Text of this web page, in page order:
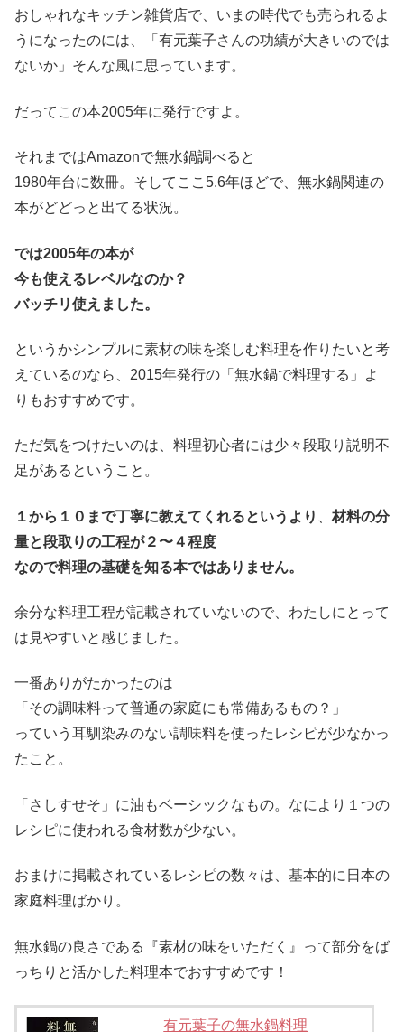
おしゃれなキッチン雑貨店で、いまの時代でも売られるよ
うになったのには、「有元葉子さんの功績が大きいのでは
ないか」そんな風に思っています。
だってこの本2005年に発行ですよ。
それまではAmazonで無水鍋調べると
1980年台に数冊。そしてここ5.6年ほどで、無水鍋関連の
本がどどっと出てる状況。
では2005年の本が
今も使えるレベルなのか？
バッチリ使えました。
というかシンプルに素材の味を楽しむ料理を作りたいと考
えているのなら、2015年発行の「無水鍋で料理する」よ
りもおすすめです。
ただ気をつけたいのは、料理初心者には少々段取り説明不
足があるということ。
１から１０まで丁寧に教えてくれるというより
材料の分
量と段取りの工程が２〜４程度
なので料理の基礎を知る本ではありません。
余分な料理工程が記載されていないので、わたしにとって
は見やすいと感じました。
一番ありがたかったのは
「その調味料って普通の家庭にも常備あるもの？」
っていう耳馴染みのない調味料を使ったレシピが少なかっ
たこと。
「さしすせそ」に油もベーシックなもの。なにより１つの
レシピに使われる食材数が少ない。
おまけに掲載されているレシピの数々は、基本的に日本の
家庭料理ばかり。
無水鍋の良さである『素材の味をいただく』って部分をば
っちりと活かした料理本でおすすめです！
有元葉子の無水鍋料理